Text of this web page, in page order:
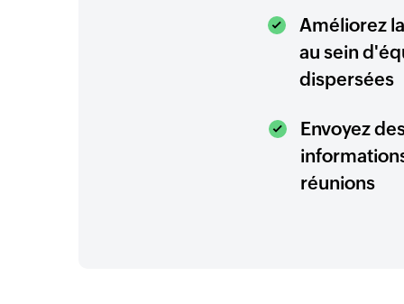
Améliorez
au sein
dispersées
Envoyez
réunions